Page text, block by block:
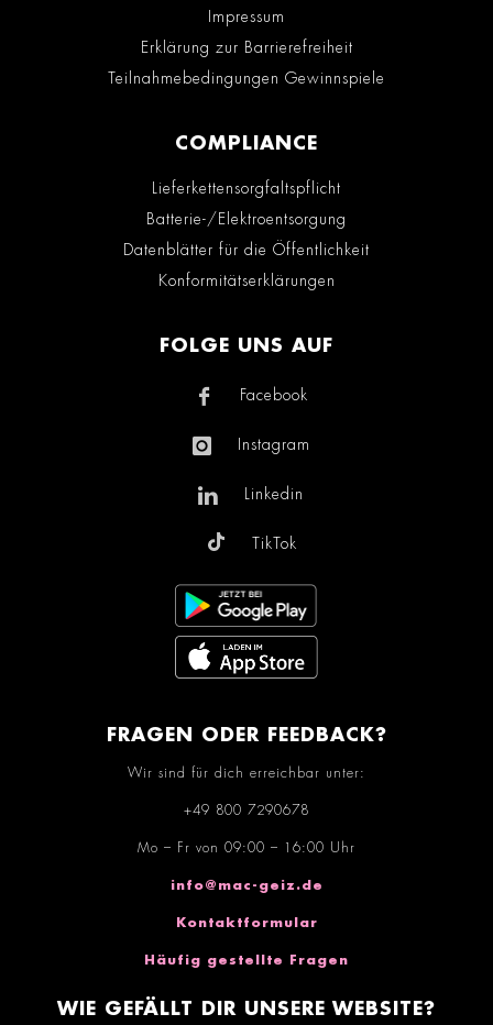
Impressum
Erklärung zur Barrierefreiheit
Teilnahmebedingungen Gewinnspiele
COMPLIANCE
Lieferkettensorgfaltspflicht
Batterie-/Elektroentsorgung
Datenblätter für die Öffentlichkeit
Konformitätserklärungen
FOLGE UNS AUF
Facebook
Instagram
Linkedin
TikTok
FRAGEN ODER FEEDBACK?
Wir sind für dich erreichbar unter:
+49 800 7290678
Mo – Fr von 09:00 – 16:00 Uhr
info@mac-geiz.de
Kontaktformular
Häufig gestellte Fragen
WIE GEFÄLLT DIR UNSERE WEBSITE?